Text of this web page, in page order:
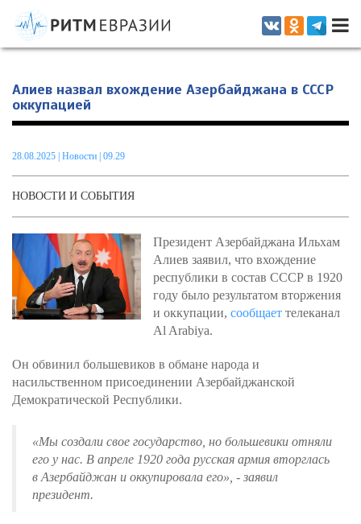
Информационно-аналитическое издание, посвященное актуальным
проблемам интеграции на постсоветском пространстве
Алиев назвал вхождение Азербайджана в СССР
оккупацией
28.08.2025 Новости | 09.29
НОВОСТИ И СОБЫТИЯ
Президент Азербайджана Ильхам
Алиев заявил, что вхождение
республики в состав СССР в 1920
году было результатом вторжения
и оккупации, сообщает телеканал
Al Arabiya.
Он обвинил большевиков в обмане народа и
насильственном присоединении Азербайджанской
Демократической Республики.
«Мы создали свое государство, но большевики отняли
его у нас. В апреле 1920 года русская армия вторглась
в Азербайджан и оккупировала его», - заявил
президент.